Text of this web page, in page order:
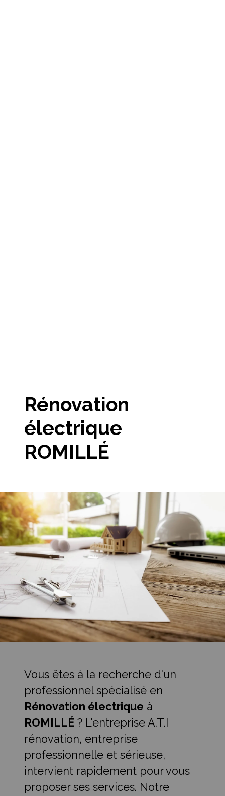
Rénovation
électrique
ROMILLÉ
Vous êtes à la recherche d'un
professionnel spécialisé en
Rénovation électrique à
ROMILLÉ ? L'entreprise A.T.I
rénovation, entreprise
professionnelle et sérieuse,
intervient rapidement pour vous
proposer ses services. Notre